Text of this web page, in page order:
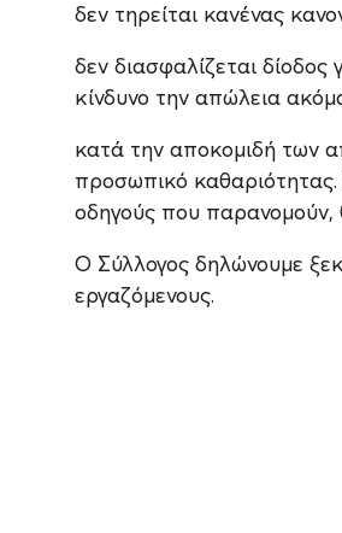
δεν τηρείται κανένας
δεν διασφαλίζεται
κίνδυνο την απώλεια
κατά την αποκομιδή των
προσωπικό
οδηγούς που παρανομούν,
Ο Σύλλογος δηλώνουμε
εργαζόμενους.